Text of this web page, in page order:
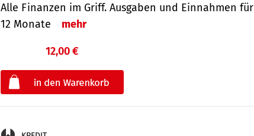
Alle Finanzen im Griff. Aus­gaben und Ein­nahmen für
12 Monate
mehr
12,00 €